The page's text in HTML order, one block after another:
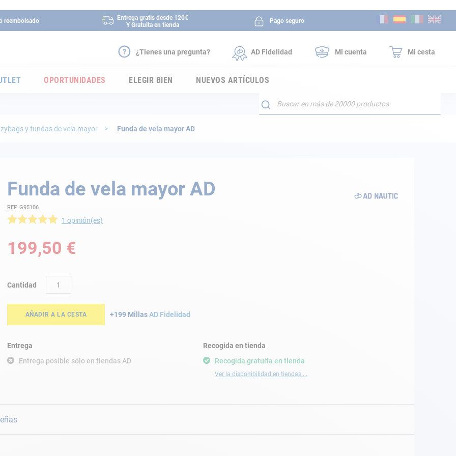
reembolsado
Entrega gratis desde 120€
Y Gratuita en tienda
Pago seguro
¿Tienes una pregunta? AD Fidelidad Mi cuenta Mi cesta
OPORTUNIDADES ELEGIR BIEN NUEVOS ARTÍCULOS
Buscar
y fundas de vela mayor Funda de vela mayor AD
Funda de vela mayor AD
REF. G95106
1 opinión(es)
199,50 €
Cantidad
AÑADIR A LA CESTA +199 MillasAD Fidelidad
Entrega
Entrega posible sólo en tiendas AD
Recogida gratuita en tienda
Ver la disponibilidad en tiendas ...
Recogida en tienda